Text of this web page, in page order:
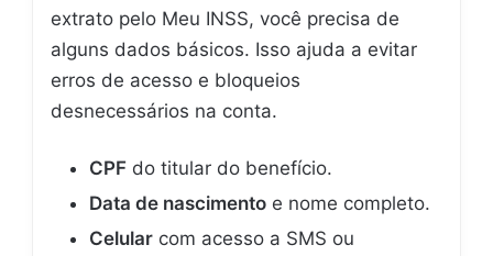
extrato pelo Meu INSS, você precisa de
alguns dados básicos. Isso ajuda a evitar
erros de acesso e bloqueios
desnecessários na conta.
CPF do titular do benefício.
Data de nascimento e nome completo.
Celular com acesso a SMS ou